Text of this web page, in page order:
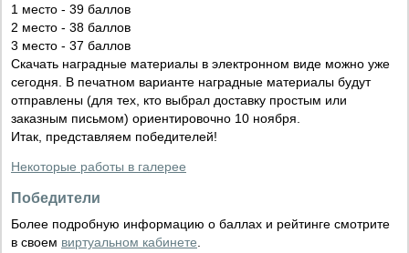
1 место - 39 баллов
2 место - 38 баллов
3 место - 37 баллов
Скачать наградные материалы в электронном виде можно уже
сегодня. В печатном варианте наградные материалы будут
отправлены (для тех, кто выбрал доставку простым или
заказным письмом) ориентировочно 10 ноября.
Итак, представляем победителей!
Некоторые работы в галерее
Победители
Более подробную информацию о баллах и рейтинге смотрите
в своем виртуальном кабинете.